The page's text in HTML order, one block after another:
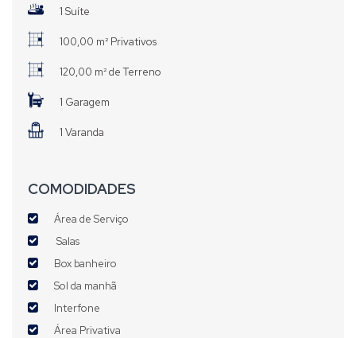
1 Suíte
100,00 m² Privativos
120,00 m² de Terreno
1 Garagem
1 Varanda
COMODIDADES
Área de Serviço
Salas
Box banheiro
Sol da manhã
Interfone
Área Privativa